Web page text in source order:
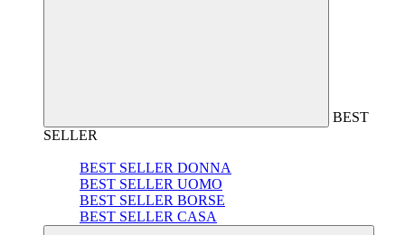
BEST
SELLER
BEST SELLER DONNA
BEST SELLER UOMO
BEST SELLER BORSE
BEST SELLER CASA